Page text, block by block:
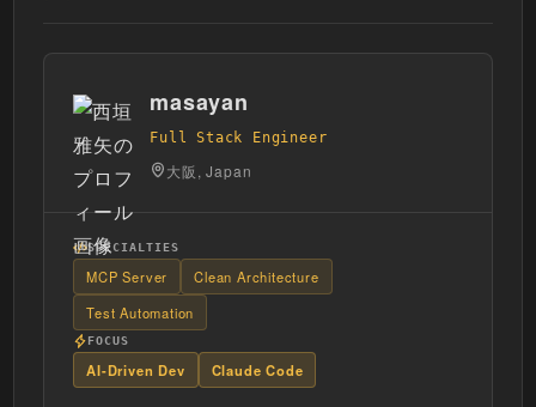
masayan
Full Stack Engineer
大阪, Japan
SPECIALTIES
MCP Server
Clean Architecture
Test Automation
FOCUS
AI-Driven Dev Claude Code